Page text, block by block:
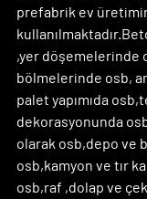
prefabrik ev
,yer döşemelerinde
bölmelerinde osb,
palet yapımıda
dekorasyonunda
olarak osb,depo ve
osb,kamyon ve tır
osb,raf ,dolap ve